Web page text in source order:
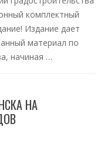
комплектный
Издание дает
материал по
начиная …
НА